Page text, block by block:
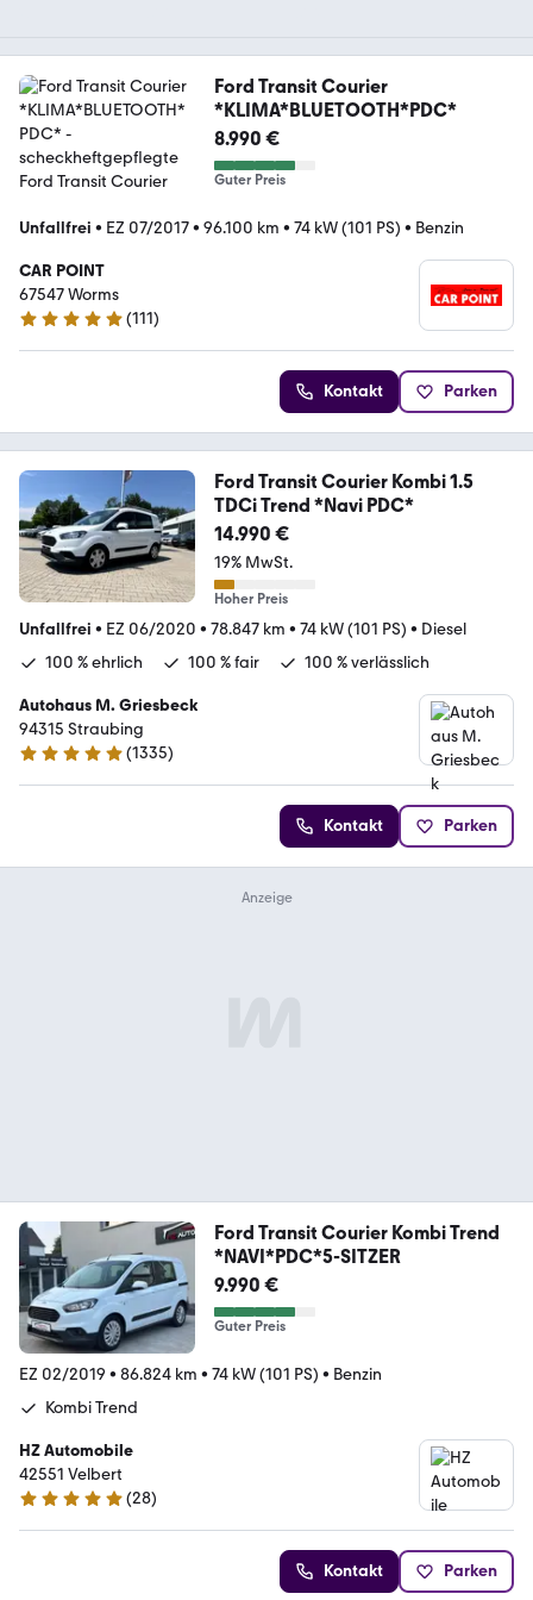
Ford Transit Courier
*KLIMA*BLUETOOTH*PDC*
8.990 €
Guter Preis
Unfallfrei • EZ 07/2017• 96.100 km • 74 kW (101 PS) • Benzin
CAR POINT
67547 Worms
4.8 Sterne
(111)
Kontakt Parken
Ford Transit Courier Kombi 1.5
TDCi Trend *Navi PDC*
14.990 €
19% MwSt.
Hoher Preis
Unfallfrei • EZ 06/2020 • 78.847 km • 74 kW (101 PS) • Diesel
100 % ehrlich
100 % fair 100 % verlässlich
Autohaus M. Griesbeck
94315 Straubing
4.9 Sterne
(1335)
Kontakt Parken
Ford Transit Courier Kombi Trend
*NAVI*PDC*5-SITZER
9.990 €
Guter Preis
EZ 02/2019 • 86.824 km • 74 kW (101 PS) • Benzin
Kombi Trend
HZ Automobile
42551 Velbert
5 Sterne
(28)
Kontakt Parken